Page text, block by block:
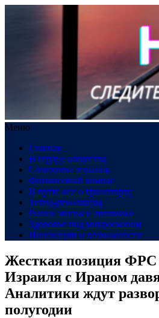
Меню
Главная
В сердце общества
Созидание и рынок
Финансовый компас
В пути: все о транспорте
Техно-революция
Рынок жилья в динамике
Здоровье под микроскопом
Инновации и возможности
Жесткая позиция
Израиля с Ираном
Аналитики ждут
полугодии